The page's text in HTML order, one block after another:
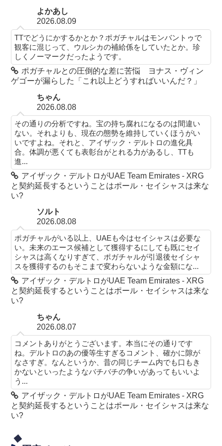
よかあし
2026.08.09
TTでどうにかするかとか？ポガチャルはモンバントゥで
観客に混じって、ウルシカの補給係をしていたとか。珍
しくノーマークだったようです。
ポガチャルとの圧倒的な差に苦悩 ヨナス・ヴィン
ゲゴーが漏らした「これ以上どうすればいいんだ？」
ちゃん
2026.08.08
その通りの分析ですね。宝の持ち腐れになるのは間違い
ない。それよりも、現在の態勢を維持していくほうがい
いですよね。それと、アイザック・デルトロの進化具
合。体調が悪くても表彰台がとれる力があるし、TTも
進...
アイザック・デルトロがUAE Team Emirates - XRG
と契約延長するということはポール・セイシャスは来な
い?
ソルト
2026.08.08
ポガチャルがいる以上、UAEも今はセイシャスは必要な
い。未来のエース候補として獲得するにしても既にセイ
シャスは高くなりすぎて、ポガチャルが引退後セイシャ
スを獲得するのもそこまで変わらないような金額にな...
アイザック・デルトロがUAE Team Emirates - XRG
と契約延長するということはポール・セイシャスは来な
い?
ちゃん
2026.08.07
コメントありがとうございます。本当にその通りです
ね。デルトロのあの優等生すぎるコメント、確かに隙が
なさすぎ。なんというか、昔の同じチーム内でも口もき
かないといったようなバチバチの争いがあってもいいよ
う...
アイザック・デルトロがUAE Team Emirates - XRG
と契約延長するということはポール・セイシャスは来な
い?